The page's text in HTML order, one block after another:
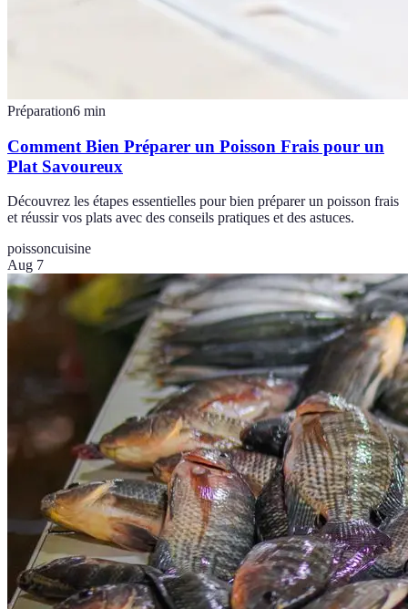
Préparation6 min
Comment Bien Préparer un Poisson Frais pour un
Plat Savoureux
Découvrez les étapes essentielles pour bien préparer un poisson frais
et réussir vos plats avec des conseils pratiques et des astuces.
poissoncuisine
Aug 7